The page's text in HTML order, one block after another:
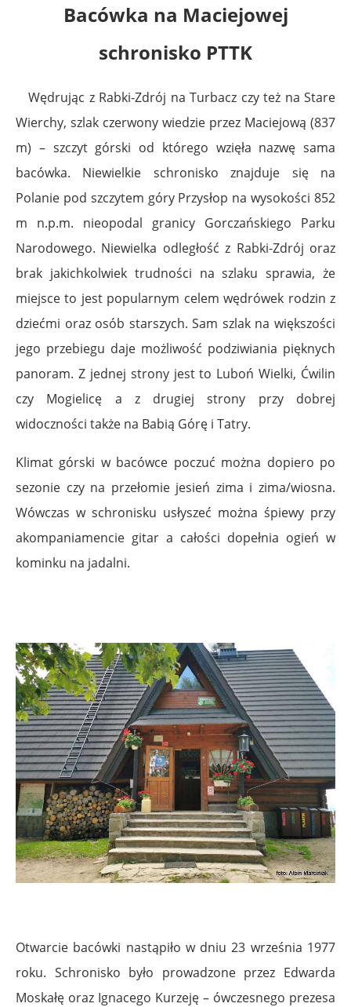
Bacówka na Maciejowej
schronisko PTTK
Wędrując z Rabki-Zdrój na Turbacz czy też na Stare
Wierchy, szlak czerwony wiedzie przez Maciejową (837
m) – szczyt górski od którego wzięła nazwę sama
bacówka. Niewielkie schronisko znajduje się na
Polanie pod szczytem góry Przysłop na wysokości 852
m n.p.m. nieopodal granicy Gorczańskiego Parku
Narodowego. Niewielka odległość z Rabki-Zdrój oraz
brak jakichkolwiek trudności na szlaku sprawia, że
miejsce to jest popularnym celem wędrówek rodzin z
dziećmi oraz osób starszych. Sam szlak na większości
jego przebiegu daje możliwość podziwiania pięknych
panoram. Z jednej strony jest to Luboń Wielki, Ćwilin
czy Mogielicę a z drugiej strony przy dobrej
widoczności także na Babią Górę i Tatry.
Klimat górski w bacówce poczuć można dopiero po
sezonie czy na przełomie jesień zima i zima/wiosna.
Wówczas w schronisku usłyszeć można śpiewy przy
akompaniamencie gitar a całości dopełnia ogień w
kominku na jadalni.
Otwarcie bacówki nastąpiło w dniu 23 września 1977
roku. Schronisko było prowadzone przez Edwarda
Moskałę oraz Ignacego Kurzeję – ówczesnego prezesa